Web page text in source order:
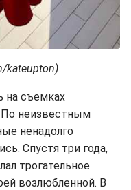
kateupton)
на съемках
По неизвестным
ненадолго
Спустя три года,
трогательное
возлюбленной. В